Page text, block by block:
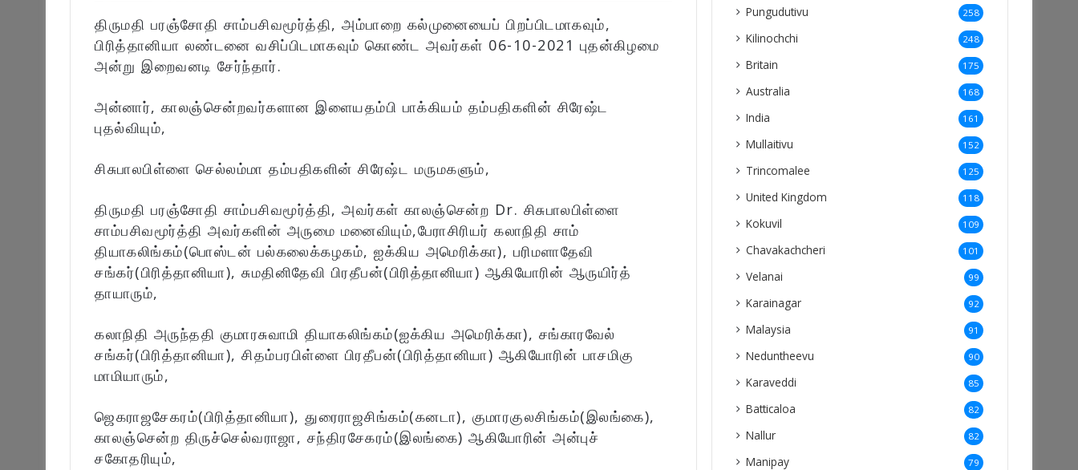
திருமதி பரஞ்சோதி சாம்பசிவமூர்த்தி, அம்பாறை கல்முனையைப் பிறப்பிடமாகவும்,
பிரித்தானியா லண்டனை வசிப்பிடமாகவும் கொண்ட அவர்கள் 06-10-2021 புதன்கிழமை
அன்று இறைவனடி சேர்ந்தார்.
அன்னார், காலஞ்சென்றவர்களான இளையதம்பி பாக்கியம் தம்பதிகளின் சிரேஷ்ட
புதல்வியும்,
சிசுபாலபிள்ளை செல்லம்மா தம்பதிகளின் சிரேஷ்ட மருமகளும்,
திருமதி பரஞ்சோதி சாம்பசிவமூர்த்தி, அவர்கள் காலஞ்சென்ற Dr. சிசுபாலபிள்ளை
சாம்பசிவமூர்த்தி அவர்களின் அருமை மனைவியும்,பேராசிரியர் கலாநிதி சாம்
தியாகலிங்கம்(பொஸ்டன் பல்கலைக்கழகம், ஐக்கிய அமெரிக்கா), பரிமளாதேவி
சங்கர்(பிரித்தானியா), சுமதினிதேவி பிரதீபன்(பிரித்தானியா) ஆகியோரின் ஆருயிர்த்
தாயாரும்,
கலாநிதி அருந்ததி குமாரசுவாமி தியாகலிங்கம்(ஐக்கிய அமெரிக்கா), சங்காரவேல்
சங்கர்(பிரித்தானியா), சிதம்பரபிள்ளை பிரதீபன்(பிரித்தானியா) ஆகியோரின் பாசமிகு
மாமியாரும்,
ஜெகராஜசேகரம்(பிரித்தானியா), துரைராஜசிங்கம்(கனடா), குமாரகுலசிங்கம்(இலங்கை),
காலஞ்சென்ற திருச்செல்வராஜா, சந்திரசேகரம்(இலங்கை) ஆகியோரின் அன்புச்
சகோதரியும்,
Pungudutivu 258
Kilinochchi 248
Britain 175
Australia 168
India 161
Mullaitivu 152
Trincomalee 125
United Kingdom 118
Kokuvil 109
Chavakachcheri 101
Velanai 99
Karainagar 92
Malaysia 91
Neduntheevu 90
Karaveddi 85
Batticaloa 82
Nallur 82
Manipay 79